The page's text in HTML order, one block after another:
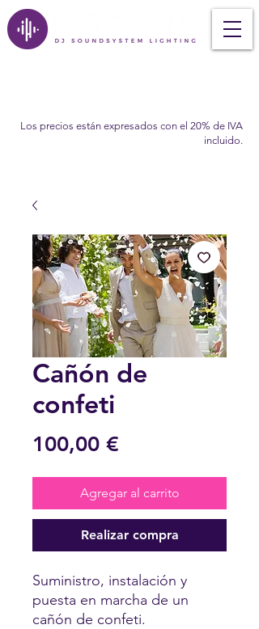
Los precios están expresados con el 20% de IVA
incluido.
Cañón de
confeti
100,00 €
Agregar al carrito
Realizar compra
Suministro, instalación y
puesta en marcha de un
cañón de confeti.